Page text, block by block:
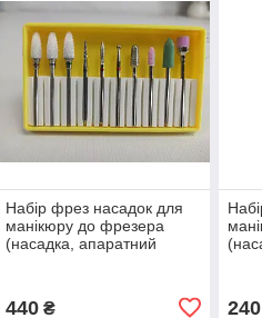
Набір фрез насадок для
манікюру до фрезера
(насадка, апаратний
440₴ 240